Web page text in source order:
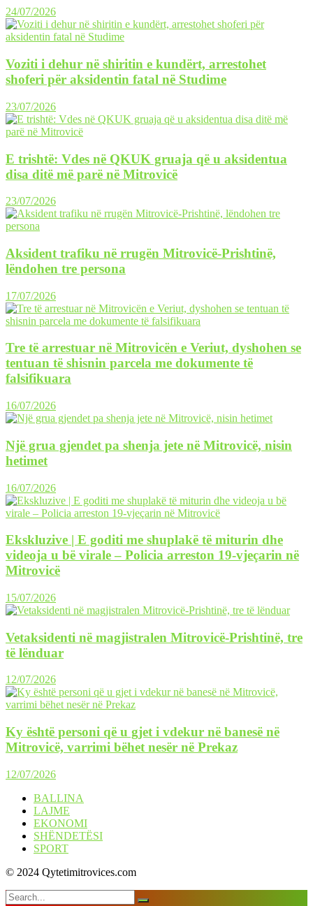
24/07/2026
Voziti i dehur në shiritin e kundërt, arrestohet
shoferi për aksidentin fatal në Studime
23/07/2026
E trishtë: Vdes në QKUK gruaja që u aksidentua
disa ditë më parë në Mitrovicë
23/07/2026
Aksident trafiku në rrugën Mitrovicë-Prishtinë,
lëndohen tre persona
17/07/2026
Tre të arrestuar në Mitrovicën e Veriut, dyshohen se
tentuan të shisnin parcela me dokumente të
falsifikuara
16/07/2026
Një grua gjendet pa shenja jete në Mitrovicë, nisin
hetimet
16/07/2026
Ekskluzive | E goditi me shuplakë të miturin dhe
videoja u bë virale – Policia arreston 19-vjeçarin në
Mitrovicë
15/07/2026
Vetaksidenti në magjistralen Mitrovicë-Prishtinë, tre
të lënduar
12/07/2026
Ky është personi që u gjet i vdekur në banesë në
Mitrovicë, varrimi bëhet nesër në Prekaz
12/07/2026
BALLINA
LAJME
EKONOMI
SHËNDETËSI
SPORT
© 2024 Qytetimitrovices.com